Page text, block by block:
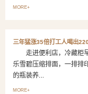
MORE+
三年猛涨35倍打工人喝出
走进便利店，冷藏柜早
乐雪碧压缩排面，一排排
的瓶装养...
MORE+